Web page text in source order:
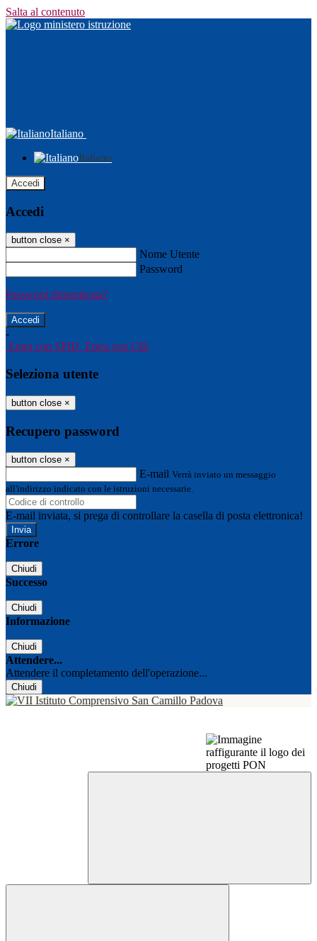
Salta al contenuto
Italiano
Italiano
Accedi
Accedi
button close ×
Nome Utente
Password
Password dimenticata?
-
Entra con SPID Entra con CIE
Seleziona utente
button close ×
Recupero password
button close ×
E-mail Verrà inviato un messaggio
all'indirizzo indicato con le istruzioni necessarie.
E-mail inviata, si prega di controllare la casella di posta elettronica!
Errore
Chiudi
Successo
Chiudi
Informazione
Chiudi
Attendere...
Attendere il completamento dell'operazione...
Chiudi